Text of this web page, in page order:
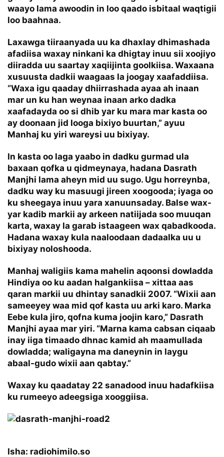
waayo lama awoodin in loo qaado isbitaal waqtigii
loo baahnaa.
Laxawga tiiraanyada uu ka dhaxlay dhimashada
afadiisa waxay ninkani ka dhigtay inuu sii xoojiyo
diiradda uu saartay xaqiijinta goolkiisa. Waxaana
xusuusta dadkii waagaas la joogay xaafaddiisa.
“Waxa igu qaaday dhiirrashada ayaa ah inaan
mar un ku han weynaa inaan arko dadka
xaafadayda oo si dhib yar ku mara mar kasta oo
ay doonaan jid looga bixiyo buurtan,” ayuu
Manhaj ku yiri wareysi uu bixiyay.
In kasta oo laga yaabo in dadku gurmad ula
baxaan qofka u qidmeynaya, hadana Dasrath
Manjhi lama aheyn mid uu sugo. Ugu horreynba,
dadku way ku masuugi jireen xoogooda; iyaga oo
ku sheegaya inuu yara xanuunsaday. Balse wax-
yar kadib markii ay arkeen natiijada soo muuqan
karta, waxay la garab istaageen wax qabadkooda.
Hadana waxay kula naaloodaan dadaalka uu u
bixiyay noloshooda.
Manhaj waligiis kama mahelin aqoonsi dowladda
Hindiya oo ku aadan halgankiisa – xittaa aas
qaran markii uu dhintay sanadkii 2007. “Wixii aan
sameeyey waa mid qof kasta uu arki karo. Marka
Eebe kula jiro, qofna kuma joojin karo,” Dasrath
Manjhi ayaa mar yiri. “Marna kama cabsan ciqaab
inay iiga timaado dhnac kamid ah maamullada
dowladda; waligayna ma daneynin in laygu
abaal-gudo wixii aan qabtay.”
Waxay ku qaadatay 22 sanadood inuu hadafkiisa
ku rumeeyo adeegsiga xooggiisa.
Isha: radiohimilo.so